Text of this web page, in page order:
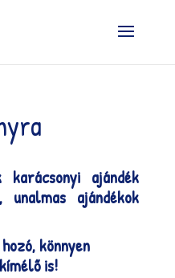
ajándék
ajándékok
könnyen
is!